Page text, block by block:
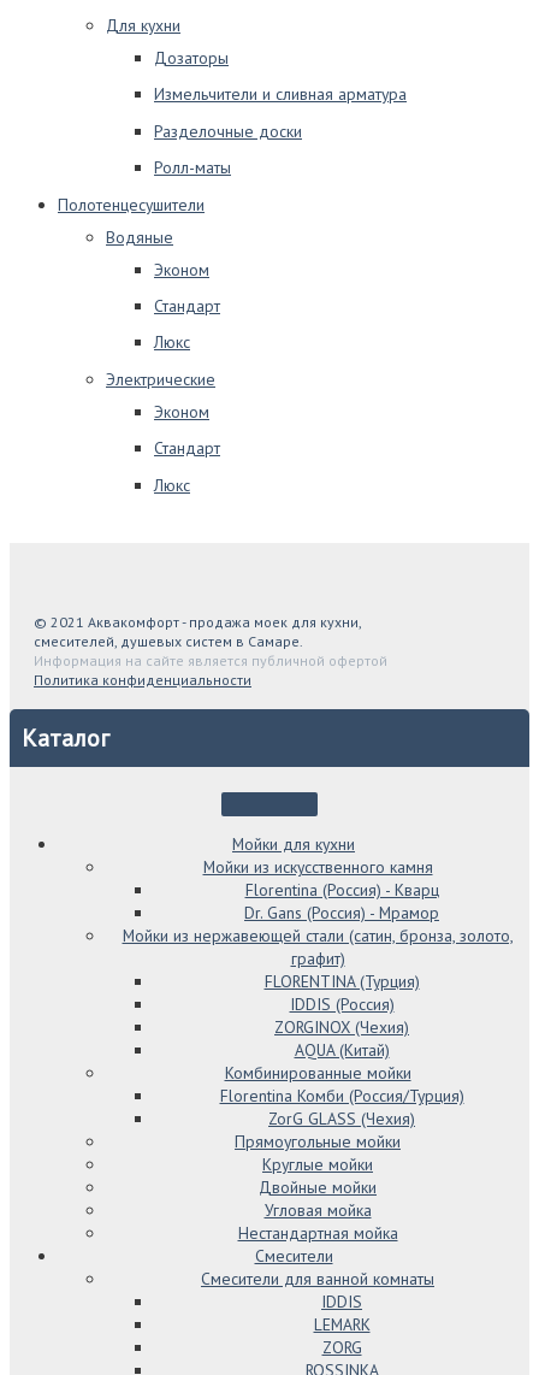
Для кухни
Дозаторы
Измельчители и сливная арматура
Разделочные доски
Ролл-маты
Полотенцесушители
Водяные
Эконом
Стандарт
Люкс
Электрические
Эконом
Стандарт
Люкс
© 2021 Аквакомфорт - продажа моек для кухни,
смесителей, душевых систем в Самаре.
Информация на сайте является публичной офертой
Политика конфиденциальности
Каталог
Мойки для кухни
Мойки из искусственного камня
Florentina (Россия) - Кварц
Dr. Gans (Россия) - Мрамор
Мойки из нержавеющей стали (сатин, бронза, золото,
графит)
FLORENTINA (Турция)
IDDIS (Россия)
ZORGINOX (Чехия)
AQUA (Китай)
Комбинированные мойки
Florentina Комби (Россия/Турция)
ZorG GLASS (Чехия)
Прямоугольные мойки
Круглые мойки
Двойные мойки
Угловая мойка
Нестандартная мойка
Смесители
Смесители для ванной комнаты
IDDIS
LEMARK
ZORG
ROSSINKA